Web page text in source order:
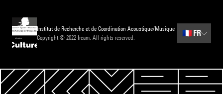
Institut de Recherche et de Coordination Acoustique/Musique
Copyright © 2022 Ircam. All rights reserved.
🇫🇷 FR